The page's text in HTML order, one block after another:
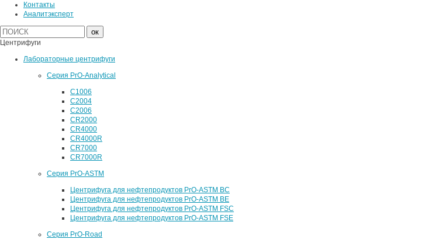
Контакты
Аналитэксперт
Центрифуги
Лабораторные центрифуги
Серия PrO-Analytical
C1006
C2004
C2006
CR2000
CR4000
CR4000R
CR7000
CR7000R
Серия PrO-ASTM
Центрифуга для нефтепродуктов PrO-ASTM BC
Центрифуга для нефтепродуктов PrO-ASTM BE
Центрифуга для нефтепродуктов PrO-ASTM FSC
Центрифуга для нефтепродуктов PrO-ASTM FSE
Серия PrO-Road